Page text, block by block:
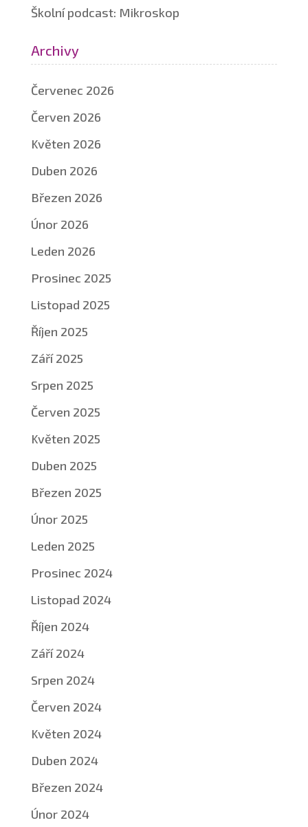
Školní podcast: Mikroskop
Archivy
Červenec 2026
Červen 2026
Květen 2026
Duben 2026
Březen 2026
Únor 2026
Leden 2026
Prosinec 2025
Listopad 2025
Říjen 2025
Září 2025
Srpen 2025
Červen 2025
Květen 2025
Duben 2025
Březen 2025
Únor 2025
Leden 2025
Prosinec 2024
Listopad 2024
Říjen 2024
Září 2024
Srpen 2024
Červen 2024
Květen 2024
Duben 2024
Březen 2024
Únor 2024